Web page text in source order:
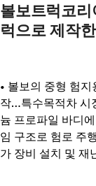
볼보트럭코
럭으로 제작
• 볼보의 중형 험
작…특수목적차 시
늄 프로파일 바디
임 구조로 험로 주
가 장비 설치 및 재